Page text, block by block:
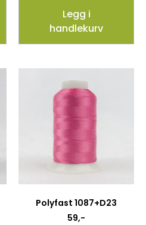
Legg i
handlekurv
Polyfast 1087+D23
59,-